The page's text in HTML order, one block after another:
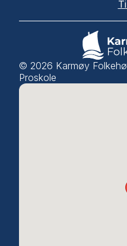
© 2026 Karmøy
Proskole